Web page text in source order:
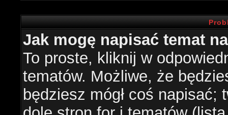
Jak mogę napisać temat
To proste, kliknij w
tematów. Możliwe, że
będziesz mógł coś